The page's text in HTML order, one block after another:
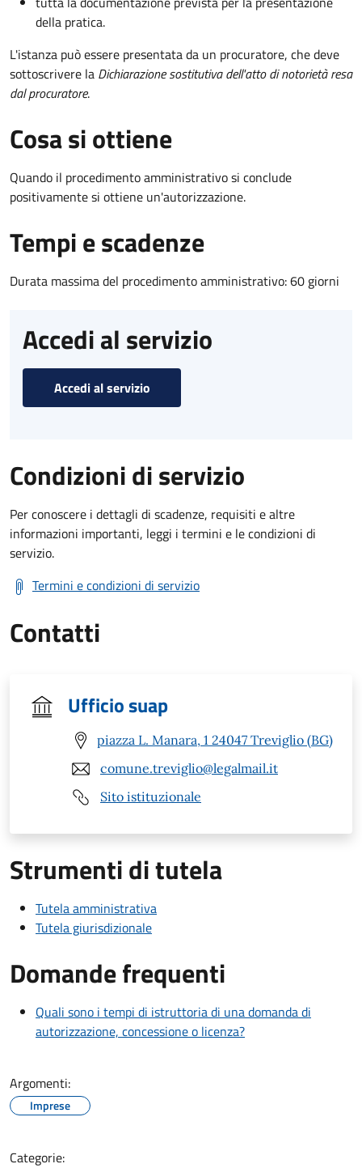
della pratica.
L'istanza può essere presentata da un procuratore, che deve
sottoscrivere la Dichiarazione sostitutiva dell'atto di notorietà resa
dal procuratore.
Cosa si ottiene
Quando il procedimento amministrativo si conclude
positivamente si ottiene un'autorizzazione.
Tempi e scadenze
Durata massima del procedimento amministrativo: 60 giorni
Accedi al servizio
Accedi al servizio
Condizioni di servizio
Per conoscere i dettagli di scadenze, requisiti e altre
informazioni importanti, leggi i termini e le condizioni di
servizio.
Termini e condizioni di servizio
Contatti
Ufficio suap
piazza L. Manara, 1 24047 Treviglio (BG)
comune.treviglio@legalmail.it
Sito istituzionale
Strumenti di tutela
Tutela amministrativa
Tutela giurisdizionale
Domande frequenti
Quali sono i tempi di istruttoria di una domanda di
autorizzazione, concessione o licenza?
Argomenti:
Imprese
Categorie: